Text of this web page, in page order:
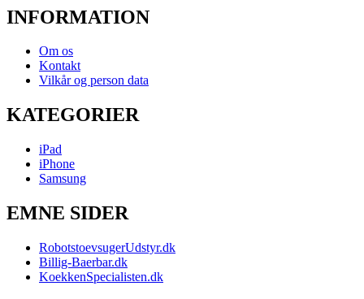
INFORMATION
Om os
Kontakt
Vilkår og person data
KATEGORIER
iPad
iPhone
Samsung
EMNE SIDER
RobotstoevsugerUdstyr.dk
Billig-Baerbar.dk
KoekkenSpecialisten.dk